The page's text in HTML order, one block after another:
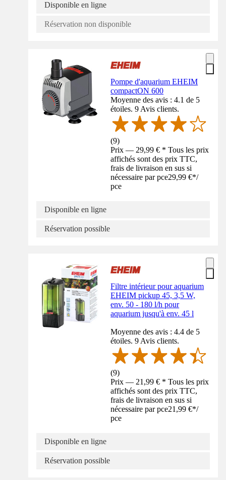
Disponible en ligne
Réservation non disponible
Pompe d'aquarium EHEIM
compactON 600
Moyenne des avis : 4.1 de 5
étoiles. 9 Avis clients.
(9)
Prix — 29,99 € * Tous les prix
affichés sont des prix TTC,
frais de livraison en sus si
nécessaire par pce29,99 €*/
pce
Disponible en ligne
Réservation possible
Filtre intérieur pour aquarium
EHEIM pickup 45, 3,5 W,
env. 50 - 180 l/h pour
aquarium jusqu'à env. 45 l
Moyenne des avis : 4.4 de 5
étoiles. 9 Avis clients.
(9)
Prix — 21,99 € * Tous les prix
affichés sont des prix TTC,
frais de livraison en sus si
nécessaire par pce21,99 €*/
pce
Disponible en ligne
Réservation possible